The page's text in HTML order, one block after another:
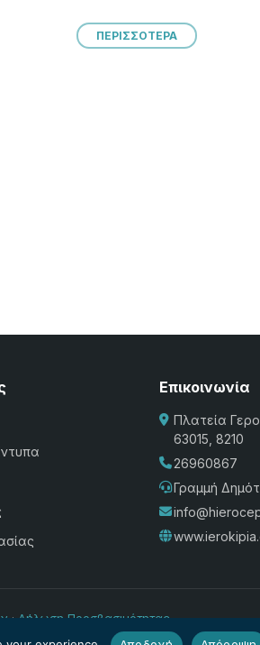
ΠΕΡΙΣΣΟΤΕΡΑ
Επικοινωνία
Πλατεία
63015, 8210
26960867
Γραμμή
·Δήλωση Προσβασιμότητας